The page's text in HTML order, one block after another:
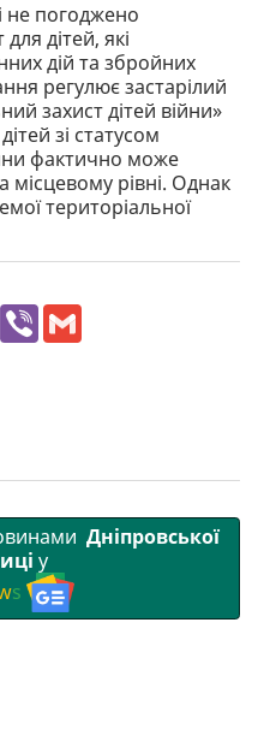
не погоджено
дітей, які
дій та збройних
регулює застарілий
захист дітей війни»
зі статусом
фактично може
місцевому рівні. Однак
територіальної
W
h
V
Дніпровської
у
s